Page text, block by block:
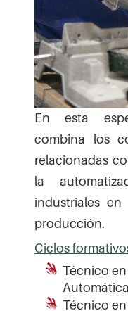
En esta
combina los
relacionadas
la
industriales
producción.
Ciclos
Técnico
Técnico